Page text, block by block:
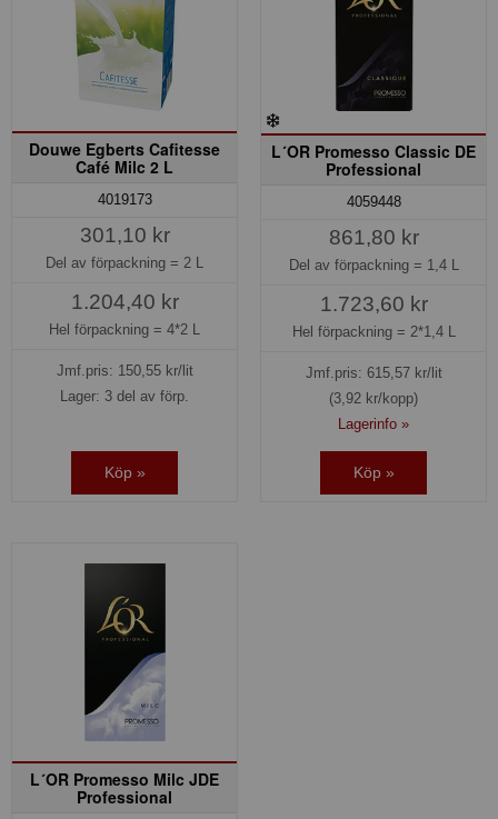
Douwe Egberts Cafitesse
Café Milc 2 L
4019173
301,10 kr
Del av förpackning = 2 L
1.204,40 kr
Hel förpackning = 4*2 L
Jmf.pris: 150,55kr/lit
Lager: 3 del av förp.
Köp »
L´OR Promesso Classic DE
Professional
4059448
861,80 kr
Del av förpackning = 1,4 L
1.723,60 kr
Hel förpackning = 2*1,4 L
Jmf.pris: 615,57kr/lit
(3,92 kr/kopp)
Lagerinfo »
Köp »
L´OR Promesso Milc JDE
Professional